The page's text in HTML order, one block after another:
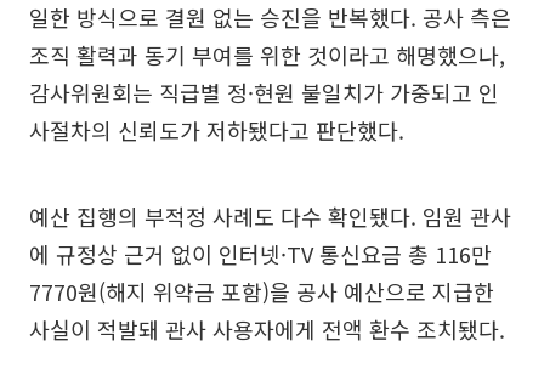
일한 방식으로 결원 없는 승진을 반복했다. 공사 측은
조직 활력과 동기 부여를 위한 것이라고 해명했으나,
감사위원회는 직급별 정·현원 불일치가 가중되고 인
사절차의 신뢰도가 저하됐다고 판단했다.
예산 집행의 부적정 사례도 다수 확인됐다. 임원 관사
에 규정상 근거 없이 인터넷·TV 통신요금 총 116만
7770원(해지 위약금 포함)을 공사 예산으로 지급한
사실이 적발돼 관사 사용자에게 전액 환수 조치됐다.